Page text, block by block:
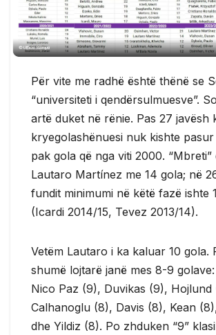
Për vite me radhë është thënë se
“universiteti i qendërsulmuesve”.
artë duket në rënie. Pas 27 javësh
kryegolashënuesi nuk kishte
pak gola që nga viti 2000. “Mbreti”
Lautaro Martínez me 14 gola; në
fundit minimumi në këtë fazë ishte
(Icardi 2014/15, Tevez 2013/14).
Vetëm Lautaro i ka kaluar 10 gola.
shumë lojtarë janë mes 8-9
Nico Paz (9), Duvikas (9), Hojlund
Calhanoglu (8), Davis (8), Kean
dhe Yildiz (8). Po zhduken “9”